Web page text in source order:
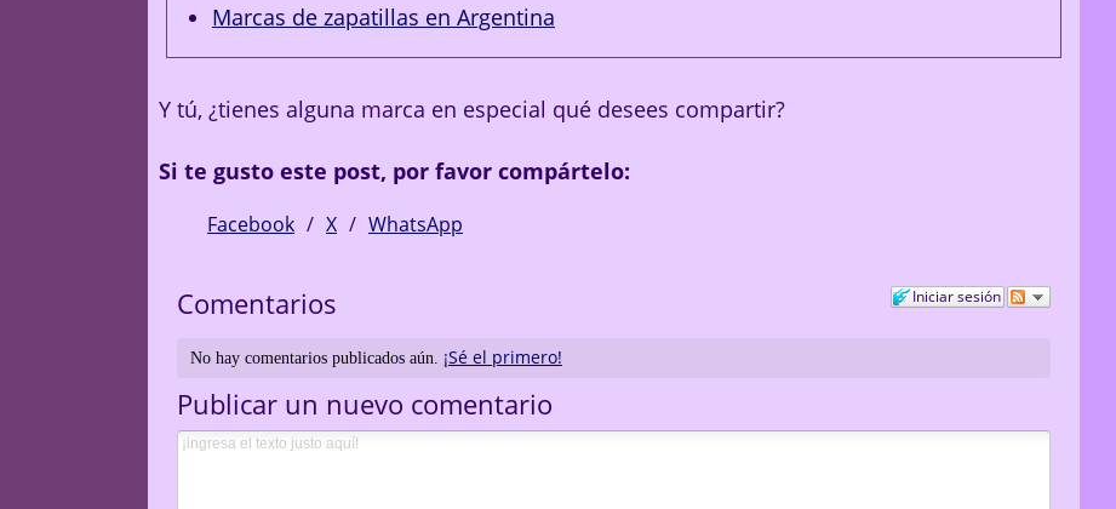
Marcas de zapatillas en Argentina
Y tú, ¿tienes alguna marca en especial qué desees compartir?
Si te gusto este post, por favor compártelo:
Facebook X WhatsApp
Iniciar sesión
Comentarios
No hay comentarios publicados aún. ¡Sé el primero!
Publicar un nuevo comentario